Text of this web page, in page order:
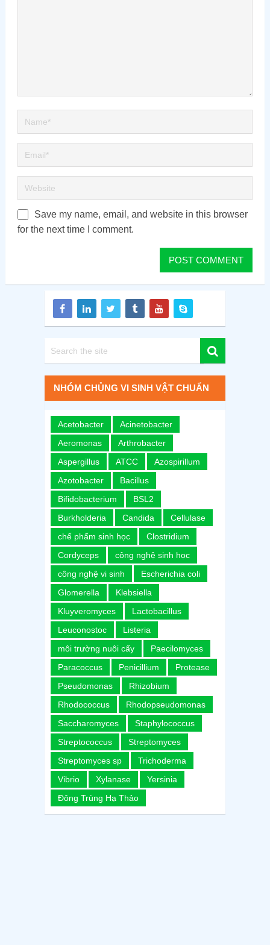
Save my name, email, and website in this browser
for the next time I comment.
NHÓM CHỦNG VI SINH VẬT CHUẨN
Acetobacter
Acinetobacter
Aeromonas
Arthrobacter
Aspergillus
ATCC
Azospirillum
Azotobacter
Bacillus
Bifidobacterium
BSL2
Burkholderia
Candida
Cellulase
chế phẩm sinh học
Clostridium
Cordyceps
công nghệ sinh học
công nghệ vi sinh
Escherichia coli
Glomerella
Klebsiella
Kluyveromyces
Lactobacillus
Leuconostoc
Listeria
môi trường nuôi cấy
Paecilomyces
Paracoccus
Penicillium
Protease
Pseudomonas
Rhizobium
Rhodococcus
Rhodopseudomonas
Saccharomyces
Staphylococcus
Streptococcus
Streptomyces
Streptomyces sp
Trichoderma
Vibrio
Xylanase
Yersinia
Đông Trùng Hạ Thảo